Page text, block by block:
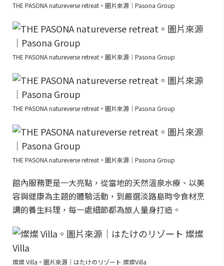
THE PASONA natureverse retreat。圖片來源｜Pasona Group
THE PASONA natureverse retreat。圖片來源｜Pasona Group
THE PASONA natureverse retreat。圖片來源｜Pasona Group
THE PASONA natureverse retreat。圖片來源｜Pasona Group
館內服務更是一大亮點，從當地的天然溫泉水療、以美
容與健康為主題的體驗活動，到嚴選淡路島時令食材烹
調的養生料理，每一處細節都為旅人量身打造。
燦燦 Villa。圖片來源｜はたけのリゾート 燦燦Villa